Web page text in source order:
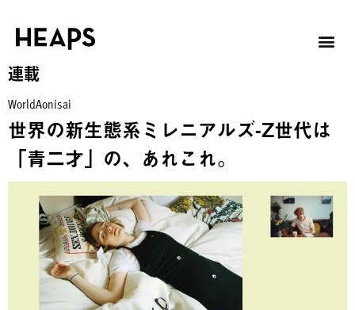
連載
WorldAonisai
世界の新生態系ミレニアルズ-Z世代は
「青二才」の、あれこれ。